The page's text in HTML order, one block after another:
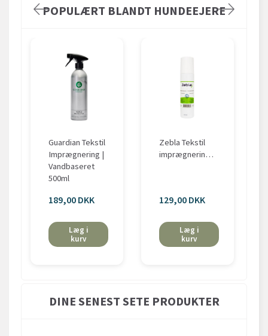
POPULÆRT BLANDT HUNDEEJERE
Guardian Tekstil
Imprægnering |
Vandbaseret
500ml
189,00 DKK
Læg i
kurv
Zebla Tekstil
imprægneringsspray
129,00 DKK
Læg i
kurv
DINE SENEST SETE PRODUKTER